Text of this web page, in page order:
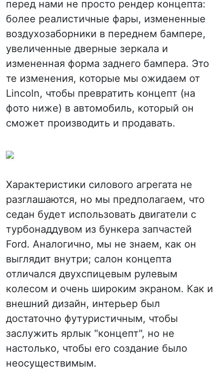
перед нами не просто рендер концепта:
более реалистичные фары, измененные
воздухозаборники в переднем бампере,
увеличенные дверные зеркала и
измененная форма заднего бампера. Это
те изменения, которые мы ожидаем от
Lincoln, чтобы превратить концепт (на
фото ниже) в автомобиль, который он
сможет производить и продавать.
Характеристики силового агрегата не
разглашаются, но мы предполагаем, что
седан будет использовать двигатели с
турбонаддувом из бункера запчастей
Ford. Аналогично, мы не знаем, как он
выглядит внутри; салон концепта
отличался двухспицевым рулевым
колесом и очень широким экраном. Как и
внешний дизайн, интерьер был
достаточно футуристичным, чтобы
заслужить ярлык "концепт", но не
настолько, чтобы его создание было
неосуществимым.